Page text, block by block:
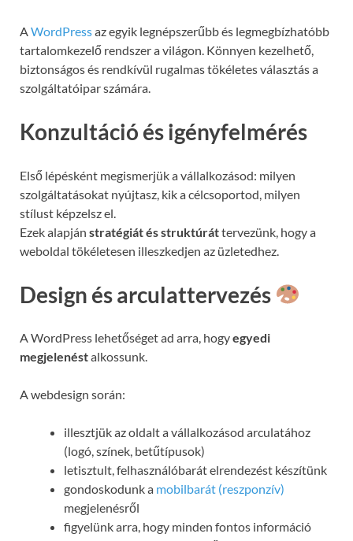
AWordPressaz egyik legnépszerűbb és legmegbízhatóbb
tartalomkezelő rendszer a világon. Könnyen kezelhető,
biztonságos és rendkívül rugalmas tökéletes választás a
szolgáltatóipar számára.
Konzultáció és igényfelmérés
Első lépésként megismerjük a vállalkozásod: milyen
szolgáltatásokat nyújtasz, kik a célcsoportod, milyen
stílust képzelsz el.
Ezek alapján stratégiát és struktúráttervezünk, hogy a
weboldal tökéletesen illeszkedjen az üzletedhez.
Design és arculattervezés
A WordPress lehetőséget ad arra, hogyegyedi
megjelenéstalkossunk.
A webdesign során:
illesztjük az oldalt a vállalkozásod arculatához
(logó, színek, betűtípusok)
letisztult, felhasználóbarát elrendezést készítünk
gondoskodunk a mobilbarát (reszponzív)
megjelenésről
figyelünk arra, hogy minden fontos információ